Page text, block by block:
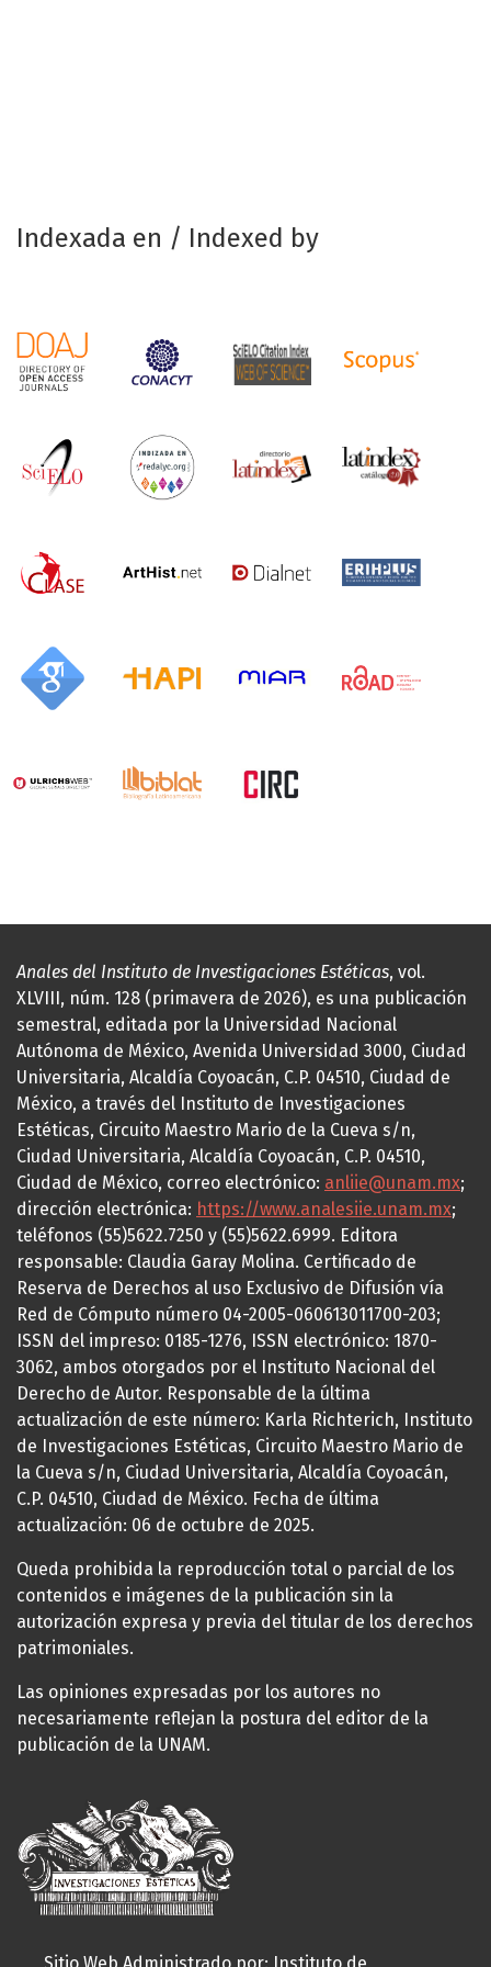
Indexada en / Indexed by
Anales del Instituto de Investigaciones Estéticas, vol.
XLVIII, núm. 128 (primavera de 2026), es una publicación
semestral, editada por la Universidad Nacional
Autónoma de México, Avenida Universidad 3000, Ciudad
Universitaria, Alcaldía Coyoacán, C.P. 04510, Ciudad de
México, a través del Instituto de Investigaciones
Estéticas, Circuito Maestro Mario de la Cueva s/n,
Ciudad Universitaria, Alcaldía Coyoacán, C.P. 04510,
Ciudad de México, correo electrónico: anliie@unam.mx;
dirección electrónica: https://www.analesiie.unam.mx;
teléfonos (55)5622.7250 y (55)5622.6999. Editora
responsable: Claudia Garay Molina. Certificado de
Reserva de Derechos al uso Exclusivo de Difusión vía
Red de Cómputo número 04-2005-060613011700-203;
ISSN del impreso: 0185-1276, ISSN electrónico: 1870-
3062, ambos otorgados por el Instituto Nacional del
Derecho de Autor. Responsable de la última
actualización de este número: Karla Richterich, Instituto
de Investigaciones Estéticas, Circuito Maestro Mario de
la Cueva s/n, Ciudad Universitaria, Alcaldía Coyoacán,
C.P. 04510, Ciudad de México. Fecha de última
actualización: 06 de octubre de 2025.
Queda prohibida la reproducción total o parcial de los
contenidos e imágenes de la publicación sin la
autorización expresa y previa del titular de los derechos
patrimoniales.
Las opiniones expresadas por los autores no
necesariamente reflejan la postura del editor de la
publicación de la UNAM.
Sitio Web Administrado por: Instituto de